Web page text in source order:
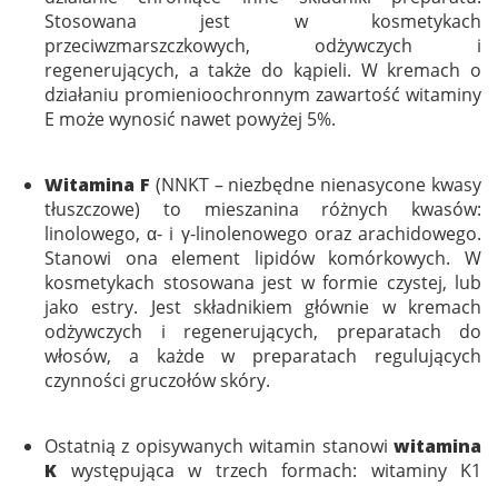
Stosowana jest w kosmetykach
przeciwzmarszczkowych, odżywczych i
regenerujących, a także do kąpieli. W kremach o
działaniu promienioochronnym zawartość witaminy
E może wynosić nawet powyżej 5%.
Witamina F (NNKT – niezbędne nienasycone kwasy
tłuszczowe) to mieszanina różnych kwasów:
linolowego, α- i γ-linolenowego oraz arachidowego.
Stanowi ona element lipidów komórkowych. W
kosmetykach stosowana jest w formie czystej, lub
jako estry. Jest składnikiem głównie w kremach
odżywczych i regenerujących, preparatach do
włosów, a każde w preparatach regulujących
czynności gruczołów skóry.
Ostatnią z opisywanych witamin stanowi witamina
K występująca w trzech formach: witaminy K1